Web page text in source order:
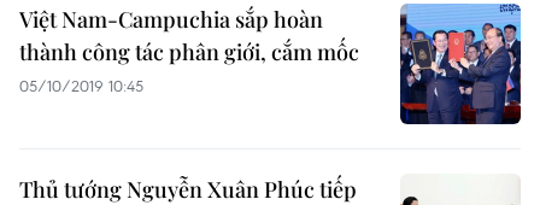
Việt Nam-Campuchia sắp hoàn
thành công tác phân giới, cắm mốc
05/10/2019 10:45
Thủ tướng Nguyễn Xuân Phúc tiếp